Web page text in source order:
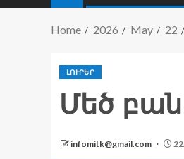
Home 2026 May 22
ԼՈՒՐԵՐ
Մեծ
infomitk@gmail.com